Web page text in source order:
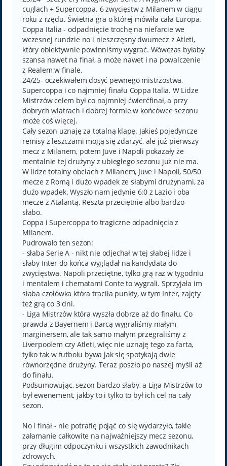
cuglach + Supercoppa. 6 zwycięstw z Milanem w ciągu
roku z rzędu. Świetna gra o której mówiła cała Europa.
Coppa Italia - odpadnięcie trochę na niefarcie we
wczesnej rundzie no i nieszczęsny dwumecz z Atleti,
który obiektywnie powinniśmy wygrać. Wówczas byłaby
szansa nawet na finał, a może nawet i na powalczenie
z Realem w finale.
24/25- oczekiwałem dosyć pewnego mistrzostwa,
Supercoppa i co najmniej finału Coppa Italia. W Lidze
Mistrzów celem był co najmniej ćwierćfinał, a przy
dobrych wiatrach i dobrej formie w końcówce sezonu
może coś więcej.
Cały sezon uznaję za totalną klapę. Jakieś pojedyncze
remisy z leszczami mogą się zdarzyć, ale już pierwszy
mecz z Milanem, potem Juve i Napoli pokazały że
mentalnie tej drużyny z ubiegłego sezonu już nie ma.
W lidze totalny obciach z Milanem, Juve i Napoli, 50/50
mecze z Romą i dużo wpadek ze słabymi drużynami, za
dużo wpadek. Wyszło nam jedynie 6:0 z Lazio i oba
mecze z Atalantą. Reszta przeciętnie albo bardzo
słabo.
Coppa i Supercoppa to tragiczne odpadnięcia z
Milanem.
Pudrowało ten sezon:
- słaba Serie A - nikt nie odjechał w tej słabej lidze i
słaby Inter do końca wyglądał na kandydata do
zwycięstwa. Napoli przeciętne, tylko grą raz w tygodniu
i mentalem i chematami Conte to wygrali. Sprzyjała im
słaba czołówka która traciła punkty, w tym Inter, zajęty
też grą co 3 dni.
- Liga Mistrzów która wyszła dobrze aż do finału. Co
prawda z Bayernem i Barcą wygraliśmy małym
marginersem, ale tak samo małym przegraliśmy z
Liverpoolem czy Atleti, więc nie uznaję tego za farta,
tylko tak w futbolu bywa jak się spotykają dwie
równorzędne drużyny. Teraz poszło po naszej myśli aż
do finału.
Podsumowując, sezon bardzo słaby, a Liga Mistrzów to
był ewenement, jakby to i tylko to był ich cel na cały
sezon.
No i finał - nie potrafię pojąć co się wydarzyło, takie
załamanie całkowite na najważniejszy mecz sezonu,
przy długim odpoczynku i wszystkich zawodnikach
zdrowych.